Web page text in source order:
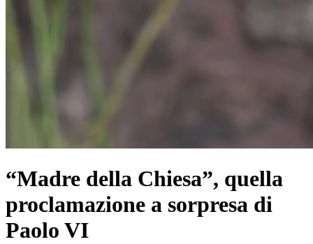
“Madre della Chiesaˮ, quella
proclamazione a sorpresa di
Paolo VI